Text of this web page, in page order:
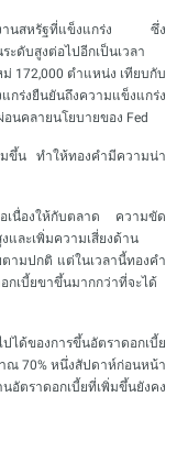
งงานสหรัฐที่แข็งแกร่ง ซึ่ง
ะดับสูงต่อไปอีกเป็นเวลา
172,000 ตำแหน่ง เทียบกับ
ร่งยืนยันถึงความแข็งแกร่ง
นคลายนโยบายของ Fed
ขึ้น ทำให้ทองคำมีความน่า
อเนื่องให้กับตลาด ความขัด
และเพิ่มความเสี่ยงด้าน
ามปกติ แต่ในเวลานี้ทองคำ
กเบี้ยขาขึ้นมากกว่าที่จะได้
ได้ของการขึ้นอัตราดอกเบี้ย
ณ 70% หนึ่งสัปดาห์ก่อนหน้า
อัตราดอกเบี้ยที่เพิ่มขึ้นยังคง